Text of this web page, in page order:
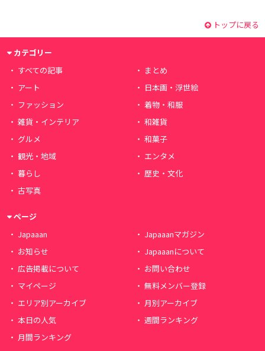
トップに戻る
カテゴリー
すべての記事
まとめ
アート
日本画・浮世絵
ファッション
着物・和服
雑貨・インテリア
和雑貨
グルメ
和菓子
観光・地域
エンタメ
暮らし
歴史・文化
古写真
ページ
Japaaan
Japaaanマガジン
お知らせ
Japaaanについて
広告掲載について
お問い合わせ
マイページ
無料メンバー登録
エリア別アーカイブ
月別アーカイブ
本日の人気
週間ランキング
月間ランキング